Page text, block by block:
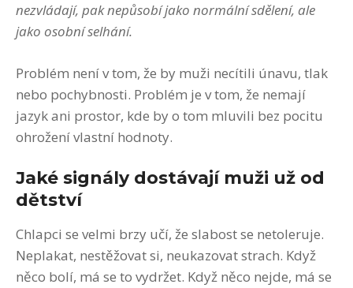
nezvládají, pak nepůsobí jako normální sdělení, ale
jako osobní selhání.
Problém není v tom, že by muži necítili únavu, tlak
nebo pochybnosti. Problém je v tom, že nemají
jazyk ani prostor, kde by o tom mluvili bez pocitu
ohrožení vlastní hodnoty.
Jaké signály dostávají muži už od
dětství
Chlapci se velmi brzy učí, že slabost se netoleruje.
Neplakat, nestěžovat si, neukazovat strach. Když
něco bolí, má se to vydržet. Když něco nejde, má se